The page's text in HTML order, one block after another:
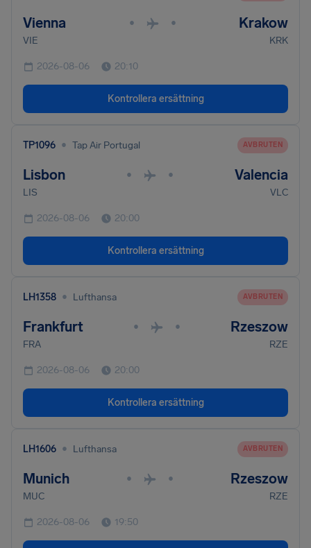
Vienna • • Krakow
VIE KRK
2026-08-06 20:10
Kontrollera ersättning
TP1096 • Tap Air Portugal AVBRUTEN
Lisbon • • Valencia
LIS VLC
2026-08-06 20:00
Kontrollera ersättning
LH1358 • Lufthansa AVBRUTEN
Frankfurt • • Rzeszow
FRA RZE
2026-08-06 20:00
Kontrollera ersättning
LH1606 • Lufthansa AVBRUTEN
Munich • • Rzeszow
MUC RZE
2026-08-06 19:50